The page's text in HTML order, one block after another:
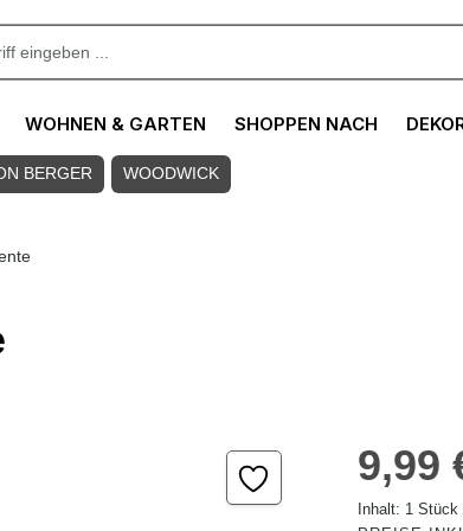
WOHNEN & GARTEN SHOPPEN NACH
BERGER WOODWICK
9,99
Inhalt: 1 Stück